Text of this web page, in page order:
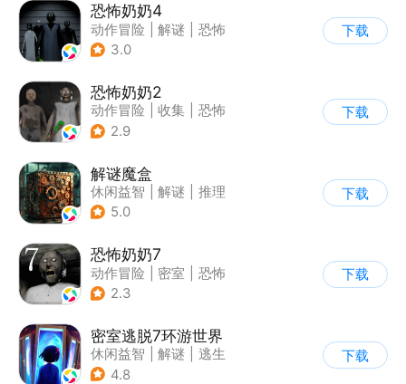
恐怖奶奶4
动作冒险 解谜
恐怖
| 恐怖奶奶
3.0
下载
恐怖奶奶2
动作冒险 收集
恐怖
| 恐怖奶奶
2.9
下载
解谜魔盒
休闲益智 解谜
推理
| 烧脑
5.0
下载
恐怖奶奶7
动作冒险 密室
恐怖
| 恐怖奶奶
2.3
下载
密室逃脱7环游世界
休闲益智 解谜
逃生
| 密室逃脱
4.8
下载